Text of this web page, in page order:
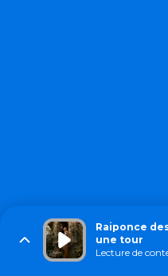
Raiponce
une tour
Lecture de